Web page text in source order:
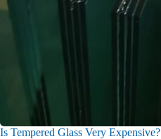
Is Tempered Glass Very Expensive?